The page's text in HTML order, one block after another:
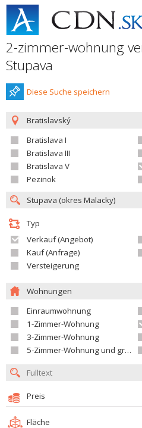
2-zimmer-wohnung
Stupava
Diese Suche speichern
Bratislavský
Bratislava I
Bratislava III
Bratislava V
Pezinok
Typ
Verkauf (Angebot)
Kauf (Anfrage)
Versteigerung
Wohnungen
Einraumwohnung
1-Zimmer-Wohnung
3-Zimmer-Wohnung
5-Zimmer-Wohnung und größer
Preis
Fläche